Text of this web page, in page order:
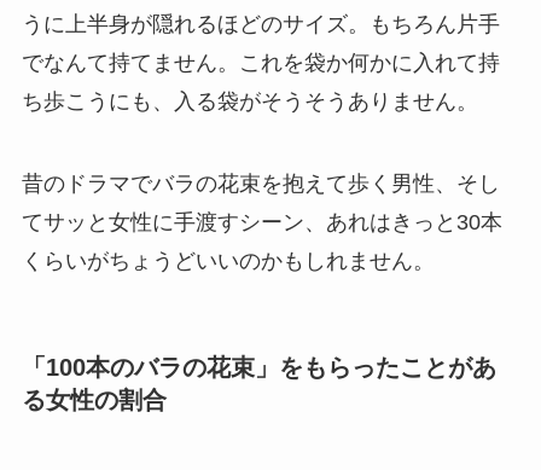
うに上半身が隠れるほどのサイズ。もちろん片手
でなんて持てません。これを袋か何かに入れて持
ち歩こうにも、入る袋がそうそうありません。
昔のドラマでバラの花束を抱えて歩く男性、そし
てサッと女性に手渡すシーン、あれはきっと30本
くらいがちょうどいいのかもしれません。
「100本のバラの花束」をもらったことがあ
る女性の割合